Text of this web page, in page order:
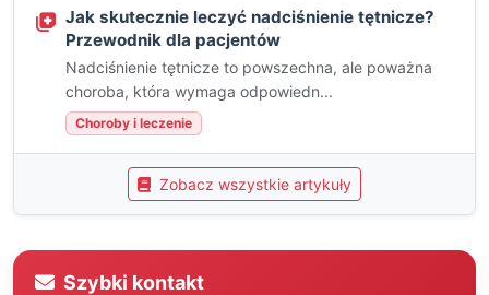
Jak skutecznie leczyć nadciśnienie tętnicze?
Przewodnik dla pacjentów
Nadciśnienie tętnicze to powszechna, ale poważna
choroba, która wymaga odpowiedn...
Choroby i leczenie
Zobacz wszystkie artykuły
Szybki kontakt